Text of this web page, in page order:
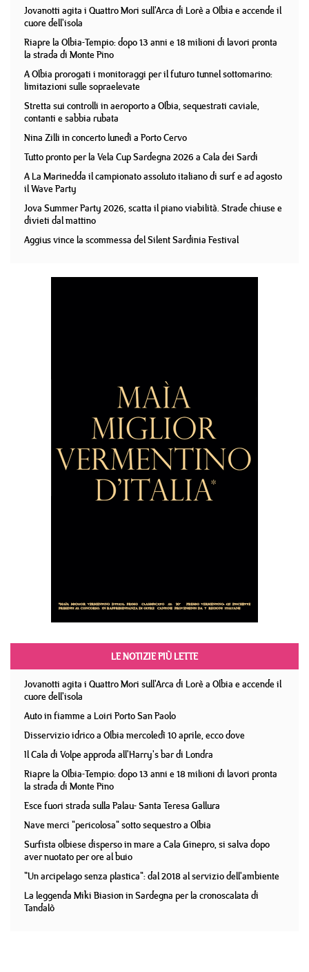
Jovanotti agita i Quattro Mori sull'Arca di Lorè a Olbia e accende il
cuore dell'isola
Riapre la Olbia-Tempio: dopo 13 anni e 18 milioni di lavori pronta
la strada di Monte Pino
A Olbia prorogati i monitoraggi per il futuro tunnel sottomarino:
limitazioni sulle sopraelevate
Stretta sui controlli in aeroporto a Olbia, sequestrati caviale,
contanti e sabbia rubata
Nina Zilli in concerto lunedì a Porto Cervo
Tutto pronto per la Vela Cup Sardegna 2026 a Cala dei Sardi
A La Marinedda il campionato assoluto italiano di surf e ad agosto
il Wave Party
Jova Summer Party 2026, scatta il piano viabilità. Strade chiuse e
divieti dal mattino
Aggius vince la scommessa del Silent Sardinia Festival
LE NOTIZIE PIÙ LETTE
Jovanotti agita i Quattro Mori sull'Arca di Lorè a Olbia e accende il
cuore dell'isola
Auto in fiamme a Loiri Porto San Paolo
Disservizio idrico a Olbia mercoledì 10 aprile, ecco dove
Il Cala di Volpe approda all'Harry's bar di Londra
Riapre la Olbia-Tempio: dopo 13 anni e 18 milioni di lavori pronta
la strada di Monte Pino
Esce fuori strada sulla Palau- Santa Teresa Gallura
Nave merci "pericolosa" sotto sequestro a Olbia
Surfista olbiese disperso in mare a Cala Ginepro, si salva dopo
aver nuotato per ore al buio
"Un arcipelago senza plastica": dal 2018 al servizio dell'ambiente
La leggenda Miki Biasion in Sardegna per la cronoscalata di
Tandalò